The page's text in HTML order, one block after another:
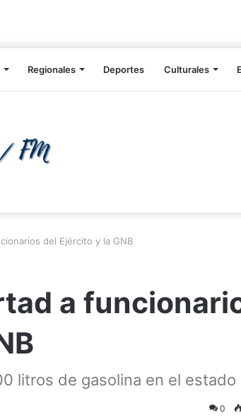
Regionales Deportes Culturales
del Ejército y la GNB
a
litros de gasolina en el estado
0